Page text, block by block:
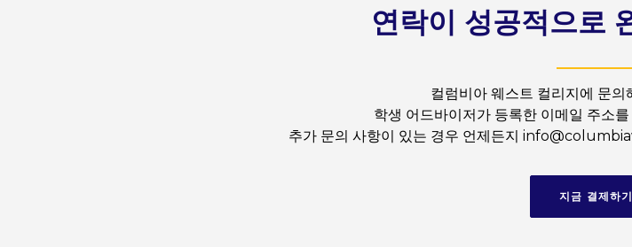
연락이 성공적으로
컬럼비아 웨스트 컬리지에 문의
학생 어드바이저가 등록한 이메일 주소
추가 문의 사항이 있는 경우 언제든지
지금 결제하기